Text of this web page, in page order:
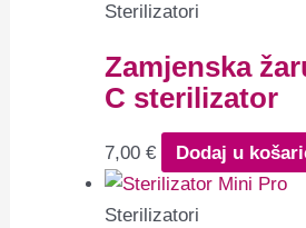
Sterilizatori
Zamjenska
C sterilizator
7,00€ Dodaj u
Sterilizatori